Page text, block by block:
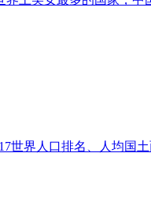
世界人口排名、人均国